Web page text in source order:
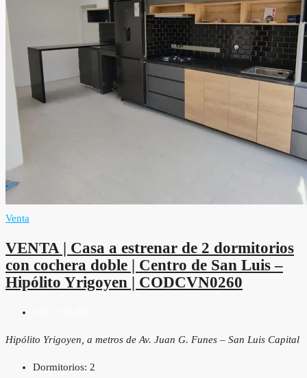
Venta
VENTA | Casa a estrenar de 2 dormitorios
con cochera doble | Centro de San Luis –
Hipólito Yrigoyen | CODCVN0260
Hipólito Yrigoyen, a metros de Av. Juan G. Funes – San Luis Capital
Dormitorios: 2